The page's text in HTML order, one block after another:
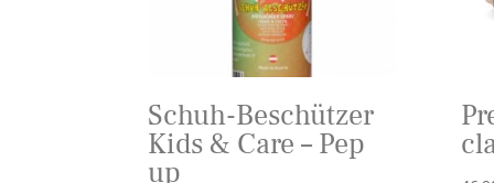
Schuh-Beschützer
Kids & Care – Pep
up